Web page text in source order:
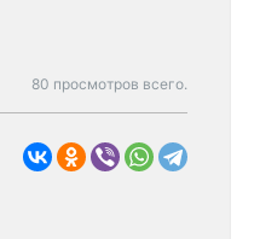
80 просмотров всего.